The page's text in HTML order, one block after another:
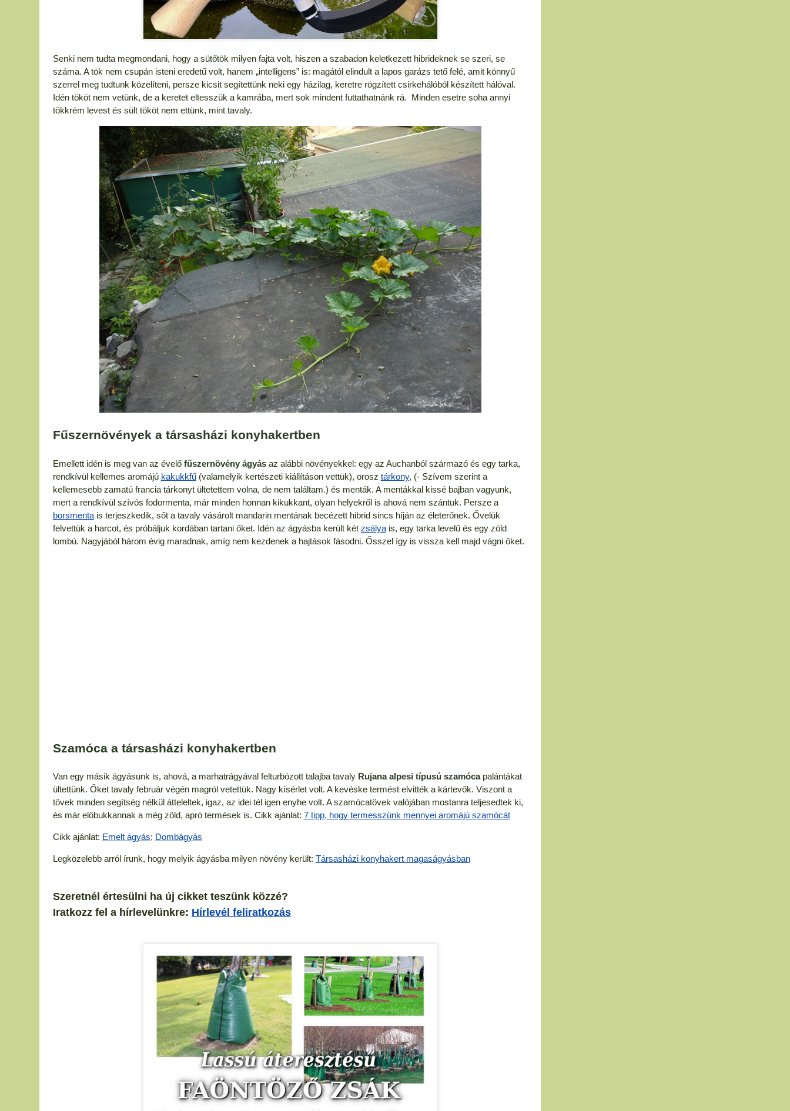
Senki nem tudta megmondani, hogy a sütőtök milyen fajta volt, hiszen a szabadon keletkezett hibrideknek se szeri, se
száma. A tök nem csupán isteni eredetű volt, hanem „intelligens” is: magától elindult a lapos garázs tető felé, amit könnyű
szerrel meg tudtunk közelíteni, persze kicsit segítettünk neki egy házilag, keretre rögzített csirkehálóból készített hálóval.
Idén tököt nem vetünk, de a keretet eltesszük a kamrába, mert sok mindent futtathatnánk rá. Minden esetre soha annyi
tökkrém levest és sült tököt nem ettünk, mint tavaly.
Fűszernövények a társasházi konyhakertben
Emellett idén is meg van az évelő fűszernövény ágyás az alábbi növényekkel: egy az Auchanból származó és egy tarka,
rendkívül kellemes aromájú kakukkfű(valamelyik kertészeti kiállításon vettük), orosz tárkony, (- Szívem szerint a
kellemesebb zamatú francia tárkonyt ültetettem volna, de nem találtam.) és menták. A mentákkal kissé bajban vagyunk,
mert a rendkívül szívós fodormenta, már minden honnan kikukkant, olyan helyekről is ahová nem szántuk. Persze a
borsmentais terjeszkedik, sőt a tavaly vásárolt mandarin mentának becézett hibrid sincs híján az életerőnek. Ővelük
felvettük a harcot, és próbáljuk kordában tartani őket. Idén az ágyásba került két zsályais, egy tarka levelű és egy zöld
lombú. Nagyjából három évig maradnak, amíg nem kezdenek a hajtások fásodni. Ősszel így is vissza kell majd vágni őket.
Szamóca a társasházi konyhakertben
Van egy másik ágyásunk is, ahová, a marhatrágyával felturbózott talajba tavaly Rujana alpesi típusú szamócapalántákat
ültettünk. Őket tavaly február végén magról vetettük. Nagy kísérlet volt. A kevéske termést elvitték a kártevők. Viszont a
tövek minden segítség nélkül átteleltek, igaz, az idei tél igen enyhe volt. A szamócatövek valójában mostanra teljesedtek ki,
és már előbukkannak a még zöld, apró termések is. Cikk ajánlat: 7 tipp, hogy termesszünk mennyei aromájú szamócát
Cikk ajánlat: Emelt ágyás; Dombágyás
Legközelebb arról írunk, hogy melyik ágyásba milyen növény került: Társasházi konyhakert magaságyásban
Szeretnél értesülni ha új cikket teszünk közzé?
Iratkozz fel a hírlevelünkre: Hírlevél feliratkozás